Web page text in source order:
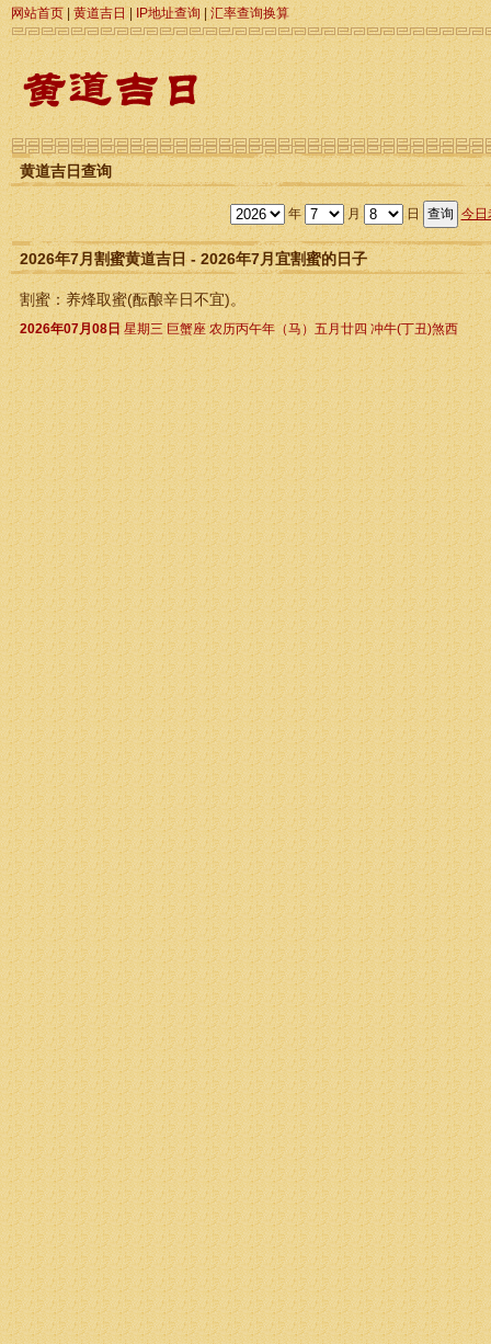
网站首页|黄道吉日| IP地址查询 |汇率查询换算
黄道吉日查询
年 月 日 今日
2026年7月割蜜黄道吉日 - 2026年7月宜割蜜的日子
割蜜：养烽取蜜(酝酿辛日不宜)。
2026年07月08日星期三 巨蟹座 农历丙午年（马）五月廿四 冲牛(丁丑)煞西